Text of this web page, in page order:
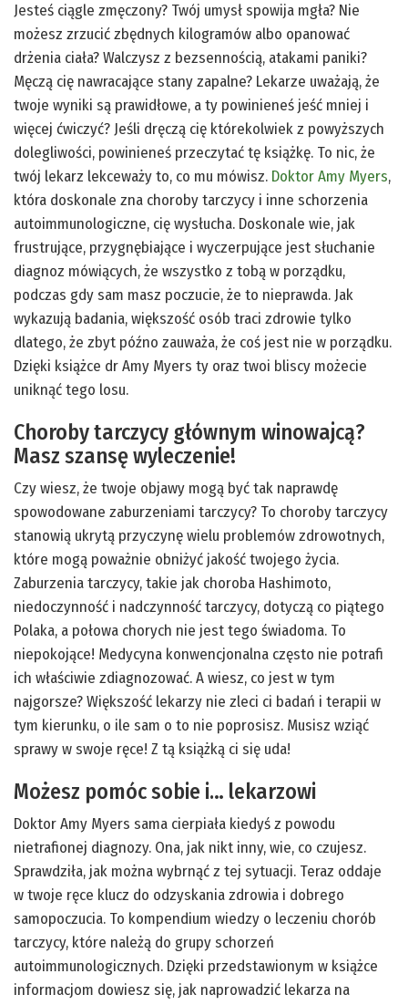
Jesteś ciągle zmęczony? Twój umysł spowija mgła? Nie
możesz zrzucić zbędnych kilogramów albo opanować
drżenia ciała? Walczysz z bezsennością, atakami paniki?
Męczą cię nawracające stany zapalne? Lekarze uważają, że
twoje wyniki są prawidłowe, a ty powinieneś jeść mniej i
więcej ćwiczyć? Jeśli dręczą cię którekolwiek z powyższych
dolegliwości, powinieneś przeczytać tę książkę. To nic, że
twój lekarz lekceważy to, co mu mówisz. Doktor Amy Myers,
która doskonale zna choroby tarczycy i inne schorzenia
autoimmunologiczne, cię wysłucha. Doskonale wie, jak
frustrujące, przygnębiające i wyczerpujące jest słuchanie
diagnoz mówiących, że wszystko z tobą w porządku,
podczas gdy sam masz poczucie, że to nieprawda. Jak
wykazują badania, większość osób traci zdrowie tylko
dlatego, że zbyt późno zauważa, że coś jest nie w porządku.
Dzięki książce dr Amy Myers ty oraz twoi bliscy możecie
uniknąć tego losu.
Choroby tarczycy głównym winowajcą?
Masz szansę wyleczenie!
Czy wiesz, że twoje objawy mogą być tak naprawdę
spowodowane zaburzeniami tarczycy? To choroby tarczycy
stanowią ukrytą przyczynę wielu problemów zdrowotnych,
które mogą poważnie obniżyć jakość twojego życia.
Zaburzenia tarczycy, takie jak choroba Hashimoto,
niedoczynność i nadczynność tarczycy, dotyczą co piątego
Polaka, a połowa chorych nie jest tego świadoma. To
niepokojące! Medycyna konwencjonalna często nie potrafi
ich właściwie zdiagnozować. A wiesz, co jest w tym
najgorsze? Większość lekarzy nie zleci ci badań i terapii w
tym kierunku, o ile sam o to nie poprosisz. Musisz wziąć
sprawy w swoje ręce! Z tą książką ci się uda!
Możesz pomóc sobie i… lekarzowi
Doktor Amy Myers sama cierpiała kiedyś z powodu
nietrafionej diagnozy. Ona, jak nikt inny, wie, co czujesz.
Sprawdziła, jak można wybrnąć z tej sytuacji. Teraz oddaje
w twoje ręce klucz do odzyskania zdrowia i dobrego
samopoczucia. To kompendium wiedzy o leczeniu chorób
tarczycy, które należą do grupy schorzeń
autoimmunologicznych. Dzięki przedstawionym w książce
informacjom dowiesz się, jak naprowadzić lekarza na